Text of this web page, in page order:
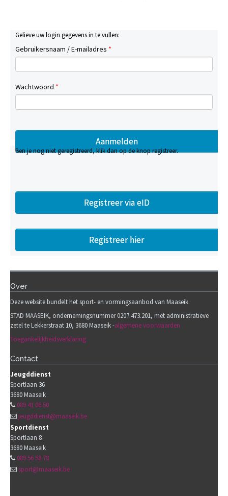
Gelieve uw login gegevens in te vullen:
Gebruikersnaam / E-mailadres *
Wachtwoord *
Ben je nog niet geregistreerd, klik dan op de knop registreer.
Registreer via eID
Registreer hier
Over
Deze website bundelt het sport- en vormingsaanbod van Maaseik.
STAD MAASEIK, ondernemingsnummer 0207.473.201, met administratieve
zetel te Lekkerstraat 10, 3680 Maaseik -algemene voorwaarden
Toegankelijkheidsverklaring
Contact
Jeugddienst
Sportlaan 36
3680Maaseik
089 41 06 50
jeugddienst@maaseik.be
Sportdienst
Sportlaan 8
3680Maaseik
089 56 58 78
sport@maaseik.be